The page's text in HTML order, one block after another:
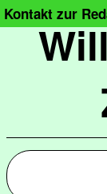
Kontakt zur